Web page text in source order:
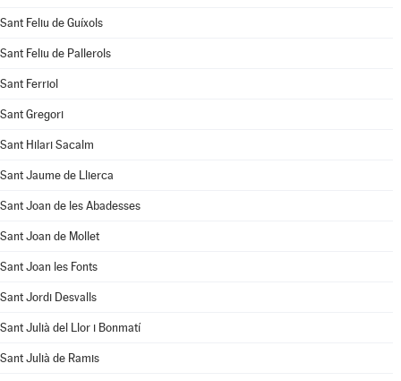
Sant Feliu de Guíxols
Sant Feliu de Pallerols
Sant Ferriol
Sant Gregori
Sant Hilari Sacalm
Sant Jaume de Llierca
Sant Joan de les Abadesses
Sant Joan de Mollet
Sant Joan les Fonts
Sant Jordi Desvalls
Sant Julià del Llor i Bonmatí
Sant Julià de Ramis